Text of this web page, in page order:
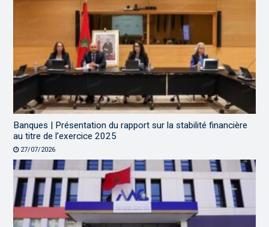
Banques | Présentation du rapport sur la stabilité financière
au titre de l’exercice 2025
27/07/2026